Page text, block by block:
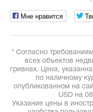
Мне нравится
* Согласно
всех объектов
гривнах. Цена,
по наличному
опубликованном на
USD на
Указание цены в